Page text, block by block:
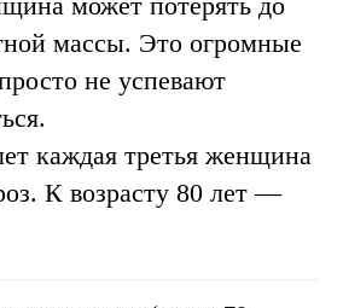
массы. Это огромные
не успевают
каждая третья женщина
К возрасту 80 лет —